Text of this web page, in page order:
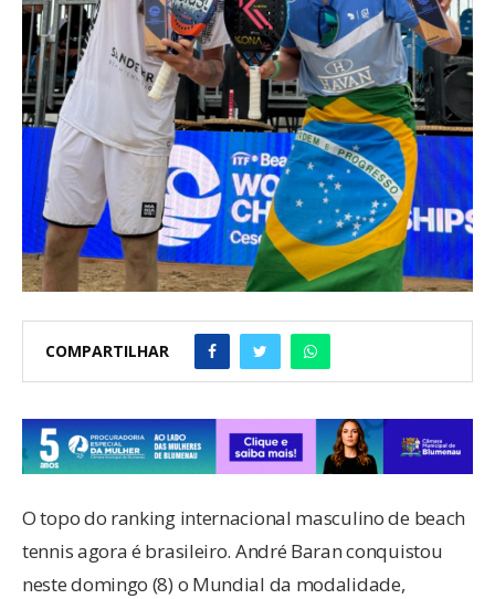
COMPARTILHAR
O topo do ranking internacional masculino de beach
tennis agora é brasileiro. André Baran conquistou
neste domingo (8) o Mundial da modalidade,